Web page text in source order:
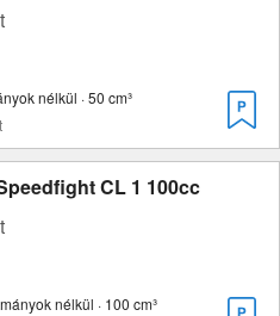
nélkül · 50 cm³
CL 1 100cc
nélkül · 100 cm³